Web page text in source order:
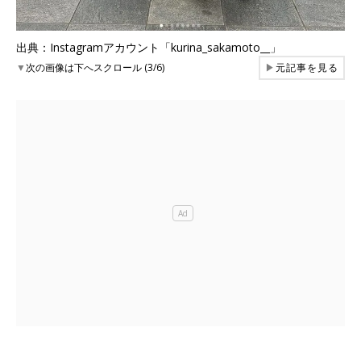
出典：Instagramアカウント「kurina_sakamoto__」
▼次の画像は下へスクロール (3/6) ▶元記事を見る